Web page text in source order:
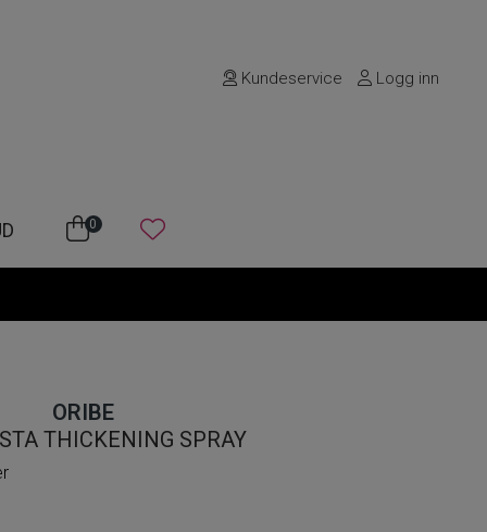
Kundeservice Logg inn
0
ORIBE
THICKENING SPRAY